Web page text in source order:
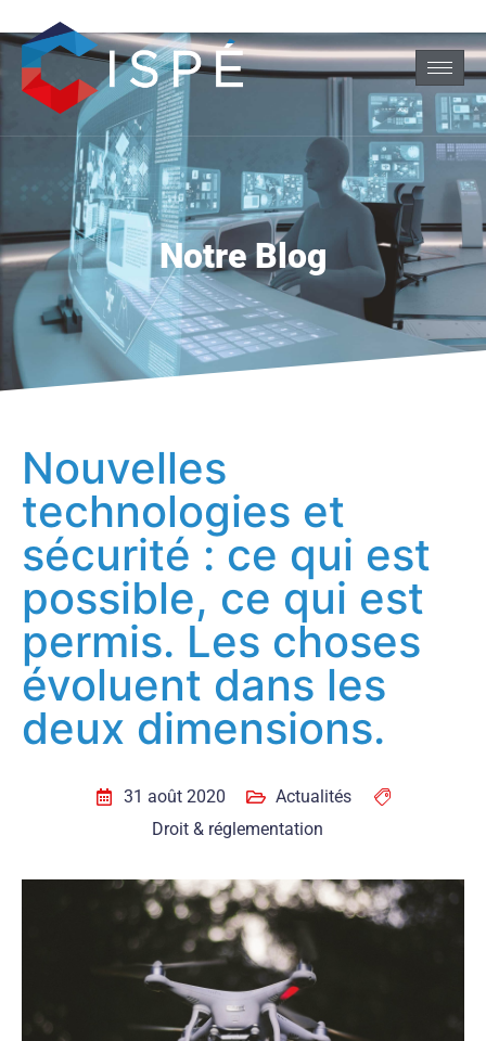
Notre Blog
Nouvelles
technologies et
sécurité : ce qui est
possible, ce qui est
permis. Les choses
évoluent dans les
deux dimensions.
31 août 2020
Actualités
Droit & réglementation